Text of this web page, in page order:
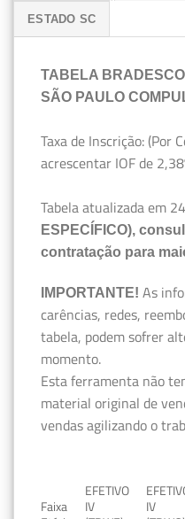
ESTADO SC
TABELA
SÃO PAULO
Taxa de Inscrição: (Por
acrescentar IOF de
Tabela atualizada em
ESPECÍFICO),
contratação para
IMPORTANTE! As
carências, redes,
tabela, podem sofrer
momento.
Esta ferramenta não
material original de
vendas agilizando o
Faixa
EFETIVO
IV
IV